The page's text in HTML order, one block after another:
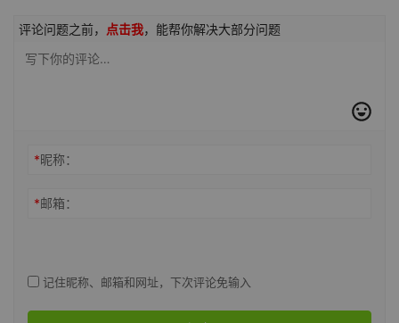
评论问题之前， 点击我，能帮你解决大部分问题
*昵称：
*邮箱：
记住昵称、邮箱和网址，下次评论免输入